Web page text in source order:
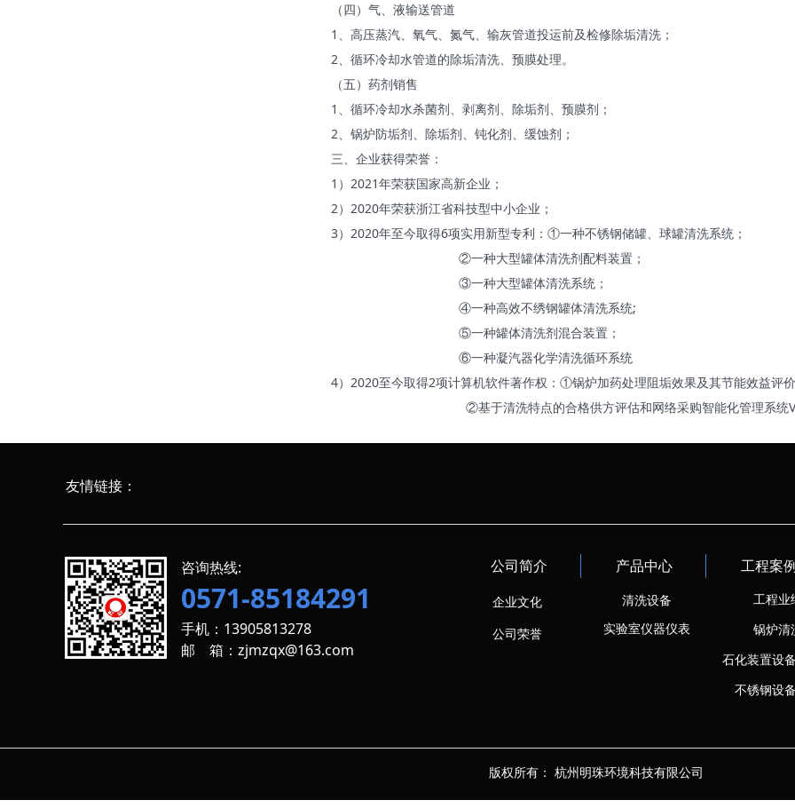
（四）气、液输送管道
1、高压蒸汽、氧气、氮气、输灰管道投运前及检修除垢清洗；
2、循环冷却水管道的除垢清洗、预膜处理。
（五）药剂销售
1、循环冷却水杀菌剂、剥离剂、除垢剂、预膜剂；
2、锅炉防垢剂、除垢剂、钝化剂、缓蚀剂；
三、企业获得荣誉：
1）2021年荣获国家高新企业；
2）2020年荣获浙江省科技型中小企业；
3）2020年至今取得6项实用新型专利：①一种不锈钢储罐、球罐清洗系统；
②一种大型罐体清洗剂配料装置；
③一种大型罐体清洗系统；
④一种高效不绣钢罐体清洗系统;
⑤一种罐体清洗剂混合装置；
⑥一种凝汽器化学清洗循环系统
4）2020至今取得2项计算机软件著作权：①锅炉加药处理阻垢效果及其节能效益评
②基于清洗特点的合格供方评估和网络采购智能化管理系统
友情链接：
咨询热线:
0571-85184291
手机：13905813278
邮 箱：zjmzqx@163.com
公司简介 产品中心 工程案例
企业文化
公司荣誉
清洗设备
实验室仪器仪表
工程业
锅炉清
石化装置设
不锈钢设
版权所有： 杭州明珠环境科技有限公司